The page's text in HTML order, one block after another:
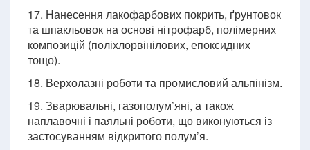
17. Нанесення лакофарбових покрить, ґрунтовок
та шпакльовок на основі нітрофарб, полімерних
композицій (поліхлорвінілових, епоксидних
тощо).
18. Верхолазні роботи та промисловий альпінізм.
19. Зварювальні, газополум’яні, а також
наплавочні і паяльні роботи, що виконуються із
застосуванням відкритого полум’я.